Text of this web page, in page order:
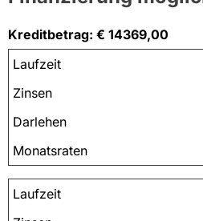
Kreditbetrag: € 14369,00